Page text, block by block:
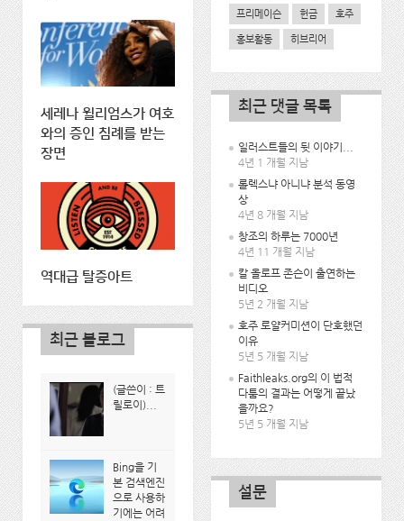
세레나 윌리엄스가 여호
와의 증인 침례를 받는
장면
역대급 탈증아트
프리메이슨 헌금 호주
홍보활동 히브리어
최근 댓글 목록
일러스트들의 뒷 이야기...
4년 1 개월 지남
롤렉스냐 아니냐 분석 동영
상
4년 8 개월 지남
창조의 하루는 7000년
4년 11 개월 지남
칼 올로프 존슨이 출연하는
비디오
5년 2 개월 지남
호주 로얄커미션이 단호했던
이유
5년 5 개월 지남
Faithleaks.org의 이 법적
다툼의 결과는 어떻게 끝났
을까요?
5년 5 개월 지남
최근 블로그
(글쓴이 : 트
릴로이)...
Bing을 기
본 검색엔진
으로 사용하
기에는 어려
설문